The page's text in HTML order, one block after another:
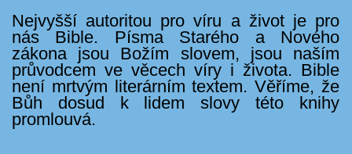
Nejvyšší autoritou pro víru a život je pro
nás Bible. Písma Starého a Nového
zákona jsou Božím slovem, jsou naším
průvodcem ve věcech víry i života. Bible
není mrtvým literárním textem. Věříme, že
Bůh dosud k lidem slovy této knihy
promlouvá.